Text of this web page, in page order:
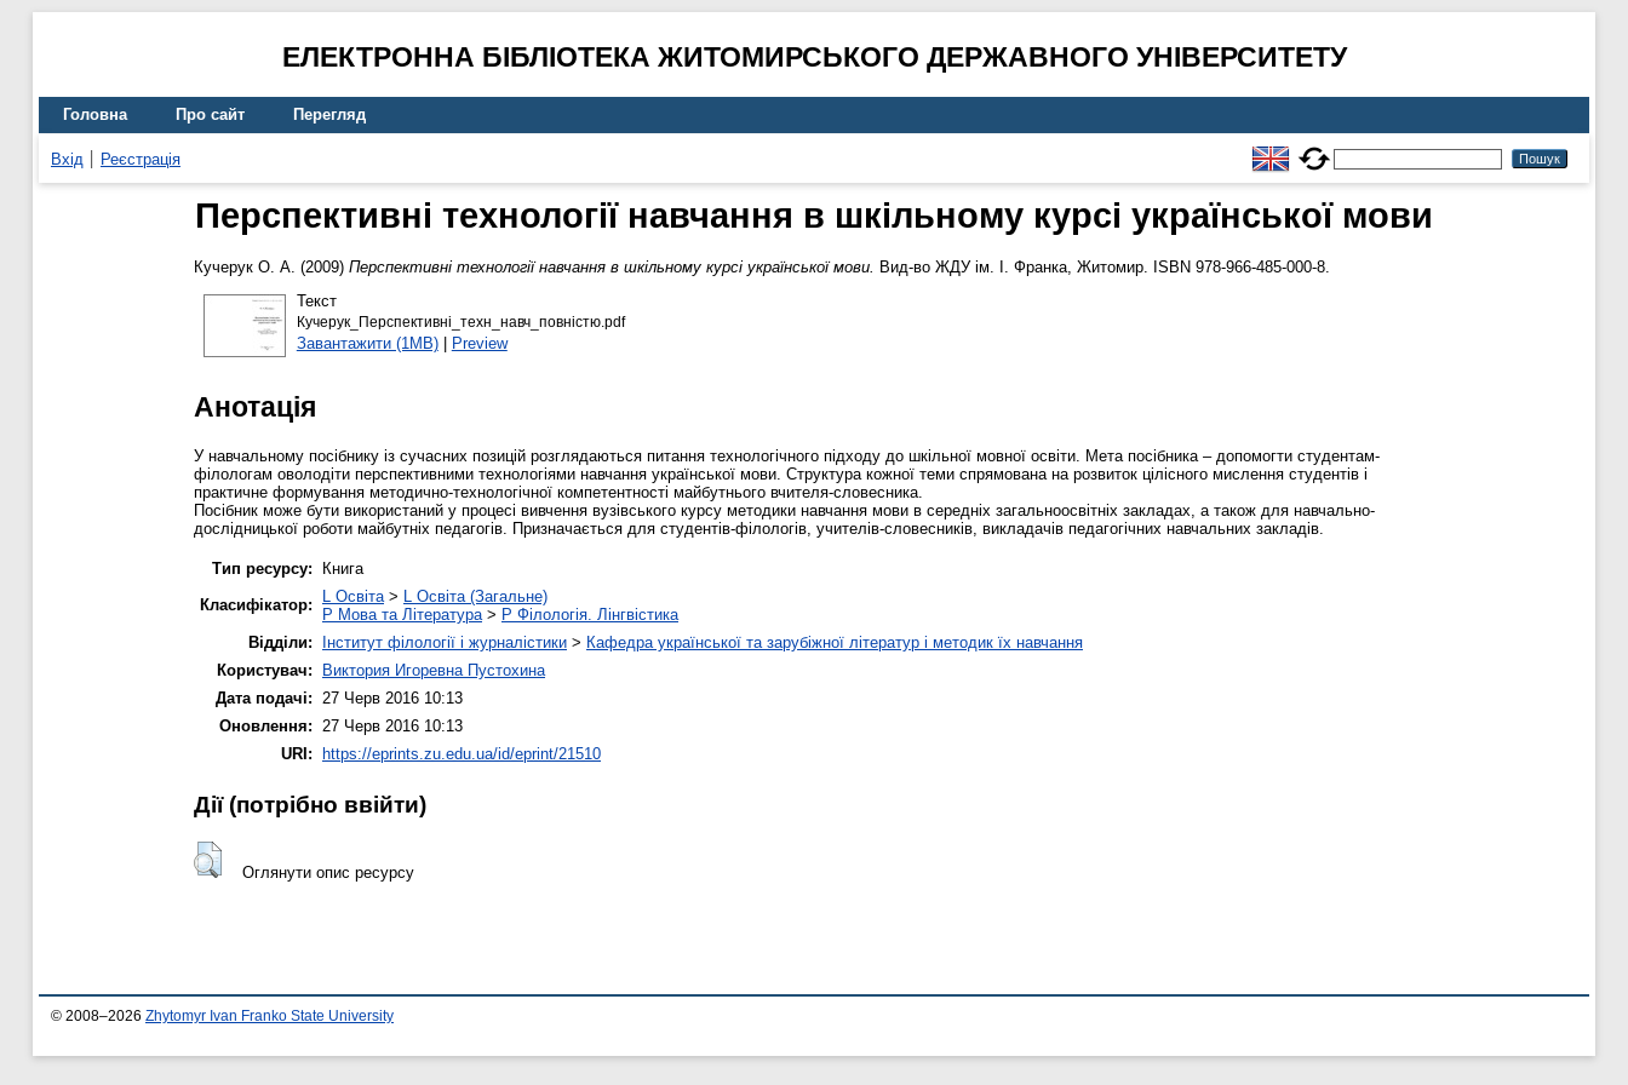
ЕЛЕКТРОННА БІБЛІОТЕКА ЖИТОМИРСЬКОГО ДЕРЖАВНОГО УНІВЕРСИТЕТУ
Головна Про сайт Перегляд
Вхід Реєстрація
Перспективні технології навчання в шкільному курсі української мови
Кучерук О. А. (2009) Перспективні технології навчання в шкільному курсі української мови. Вид-во ЖДУ ім. І. Франка, Житомир. ISBN 978-966-485-000-8.
Текст
Кучерук_Перспективні_техн_навч_повністю.pdf
Завантажити (1MB)| Preview
Анотація
У навчальному посібнику із сучасних позицій розглядаються питання технологічного підходу до шкільної мовної освіти. Мета посібника – допомогти студентам-
філологам оволодіти перспективними технологіями навчання української мови. Структура кожної теми спрямована на розвиток цілісного мислення студентів і
практичне формування методично-технологічної компетентності майбутнього вчителя-словесника.
Посібник може бути використаний у процесі вивчення вузівського курсу методики навчання мови в середніх загальноосвітніх закладах, а також для навчально-
дослідницької роботи майбутніх педагогів. Призначається для студентів-філологів, учителів-словесників, викладачів педагогічних навчальних закладів.
Тип ресурсу:
Книга
Класифікатор:
L Освіта > L Освіта (Загальне)
P Мова та Література > P Філологія. Лінгвістика
Відділи:
Інститут філології і журналістики > Кафедра української та зарубіжної літератур і методик їх навчання
Користувач:
Виктория Игоревна Пустохина
Дата подачі:
27 Черв 2016 10:13
Оновлення:
27 Черв 2016 10:13
URI: https://eprints.zu.edu.ua/id/eprint/21510
Дії ​​(потрібно ввійти)
Оглянути опис ресурсу
© 2008–2026 Zhytomyr Ivan Franko State University